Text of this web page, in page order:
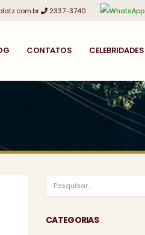
2337-3740
CONTATOS CELEBRIDADES
CATEGORIAS